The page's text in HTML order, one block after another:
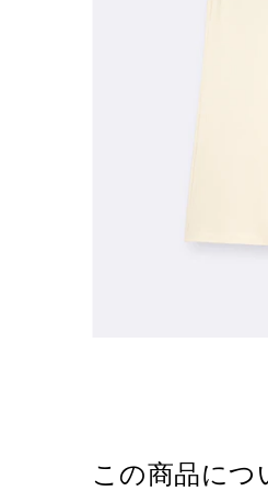
この商品につ